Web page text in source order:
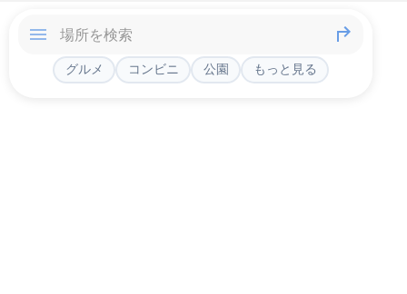
グルメ コンビニ 公園 もっと見る